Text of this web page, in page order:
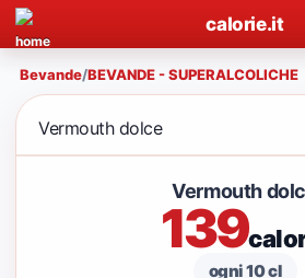
calorie.it
Bevande/BEVANDE - SUPERALCOLICHE
Vermouth dolce
Vermouth
139
ogni 10 cl